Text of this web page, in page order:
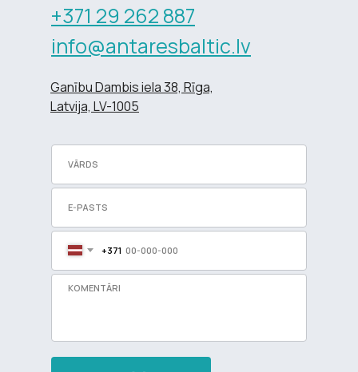
+371 29 262 887
info@antaresbaltic.lv
Ganību Dambis iela 38, Rīga,
Latvija, LV-1005
+371